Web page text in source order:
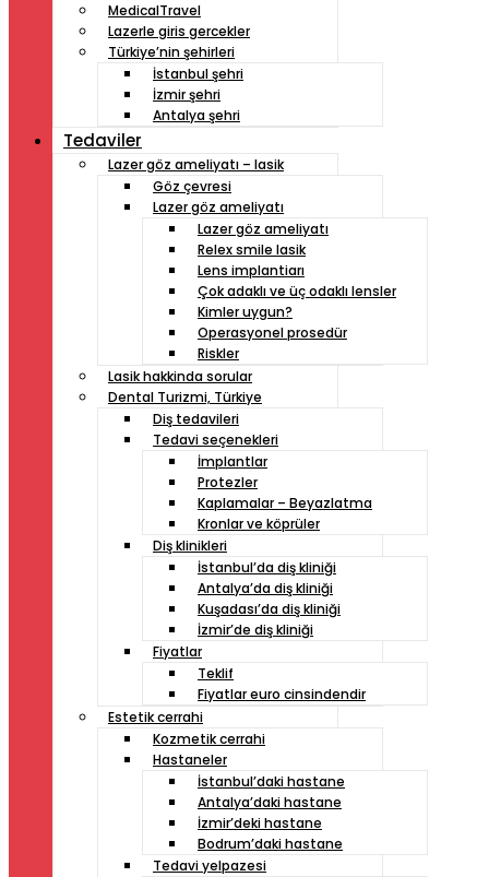
MedicalTravel
Lazerle giris gercekler
Türkiye’nin şehirleri
İstanbul şehri
İzmir şehri
Antalya şehri
Tedaviler
Lazer göz ameliyatı – lasik
Göz çevresi
Lazer göz ameliyatı
Lazer göz ameliyatı
Relex smile lasik
Lens implantiarı
Çok adaklı ve üç odaklı lensler
Kimler uygun?
Operasyonel prosedür
Riskler
Lasik hakkinda sorular
Dental Turizmi, Türkiye
Diş tedavileri
Tedavi seçenekleri
İmplantlar
Protezler
Kaplamalar – Beyazlatma
Kronlar ve köprüler
Diş klinikleri
İstanbul’da diş kliniği
Antalya’da diş kliniği
Kuşadası’da diş kliniği
İzmir’de diş kliniği
Fiyatlar
Teklif
Fiyatlar euro cinsindendir
Estetik cerrahi
Kozmetik cerrahi
Hastaneler
İstanbul’daki hastane
Antalya’daki hastane
İzmir’deki hastane
Bodrum’daki hastane
Tedavi yelpazesi